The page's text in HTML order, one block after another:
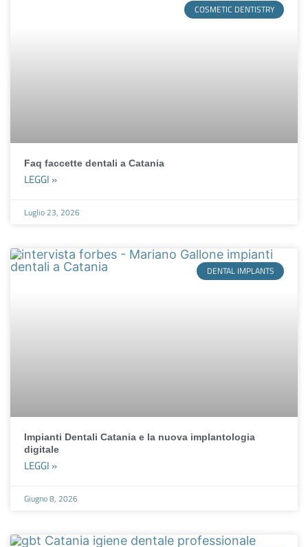
COSMETIC DENTISTRY
Faq faccette dentali a Catania
LEGGI »
Luglio 23, 2026
DENTAL IMPLANTS
Impianti Dentali Catania e la nuova implantologia
digitale
LEGGI »
Giugno 8, 2026